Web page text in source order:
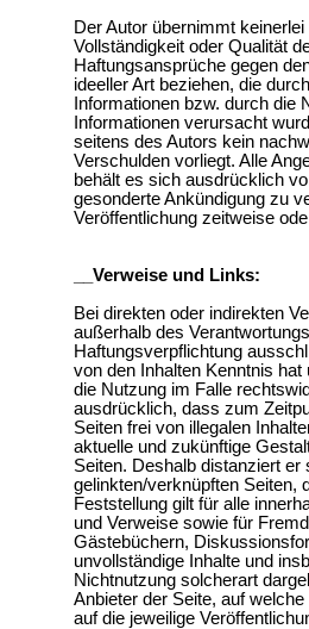
Der Autor übernimmt
Vollständigkeit oder Qualität
Haftungsansprüche gegen
ideeller Art beziehen, die
Informationen bzw. durch die
Informationen verursacht
seitens des Autors kein
Verschulden vorliegt. Alle
behält es sich ausdrücklich
gesonderte Ankündigung zu
Veröffentlichung zeitweise
__Verweise und Links:
Bei direkten oder indirekten
außerhalb des
Haftungsverpflichtung
von den Inhalten Kenntnis
die Nutzung im Falle
ausdrücklich, dass zum
Seiten frei von illegalen
aktuelle und zukünftige
Seiten. Deshalb distanziert
gelinkten/verknüpften Seiten,
Feststellung gilt für alle
und Verweise sowie für
Gästebüchern,
unvollständige Inhalte und
Nichtnutzung solcherart
Anbieter der Seite, auf
auf die jeweilige